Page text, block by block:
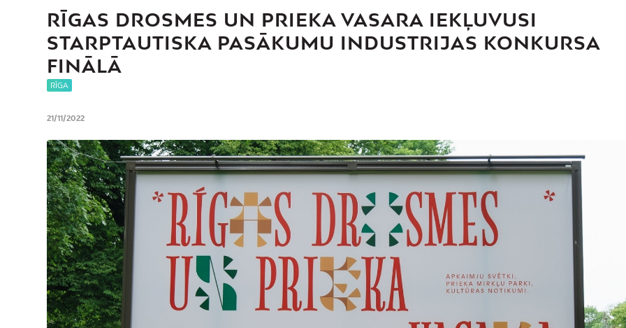
RĪGAS DROSMES UN PRIEKA VASARA IEKĻUVUSI
STARPTAUTISKA PASĀKUMU INDUSTRIJAS KONKURSA
FINĀLĀ
RĪGA
21/11/2022